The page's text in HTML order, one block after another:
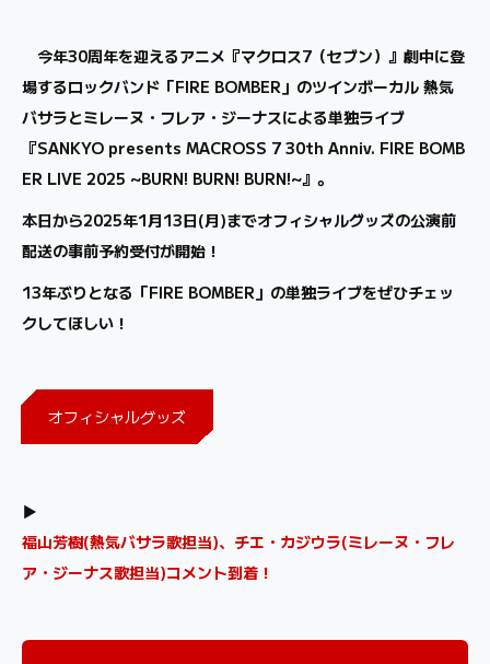
今年30周年を迎えるアニメ『マクロス7（セブン）』劇中に登
場するロックバンド「FIRE BOMBER」のツインボーカル 熱気
バサラとミレーヌ・フレア・ジーナスによる単独ライブ
『SANKYO presents MACROSS 7 30th Anniv. FIRE BOMB
ER LIVE 2025 ~BURN! BURN! BURN!~』。
本日から2025年1月13日(月)までオフィシャルグッズの公演前
配送の事前予約受付が開始！
13年ぶりとなる「FIRE BOMBER」の単独ライブをぜひチェッ
クしてほしい！
オフィシャルグッズ
▶
福山芳樹(熱気バサラ歌担当)、チエ・カジウラ(ミレーヌ・フレ
ア・ジーナス歌担当)コメント到着！